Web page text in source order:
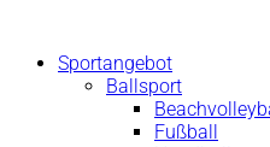
springenSportangebot
Ballsport
Fußball